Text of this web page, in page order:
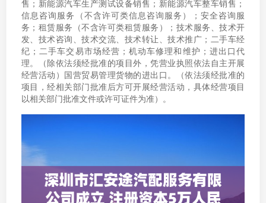
售；新能源汽车生产测试设备销售；新能源汽车整车销售；
信息咨询服务（不含许可类信息咨询服务）；安全咨询服
务；租赁服务（不含许可类租赁服务）；技术服务、技术开
发、技术咨询、技术交流、技术转让、技术推广；二手车经
纪；二手车交易市场经营；机动车修理和维护；进出口代
理。（除依法须经批准的项目外，凭营业执照依法自主开展
经营活动）国营贸易管理货物的进出口。（依法须经批准的
项目，经相关部门批准后方可开展经营活动，具体经营项目
以相关部门批准文件或许可证件为准）。